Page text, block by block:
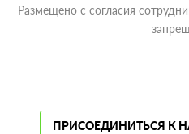
Размещено с согласия
ПРИСОЕДИНИТЬСЯ К